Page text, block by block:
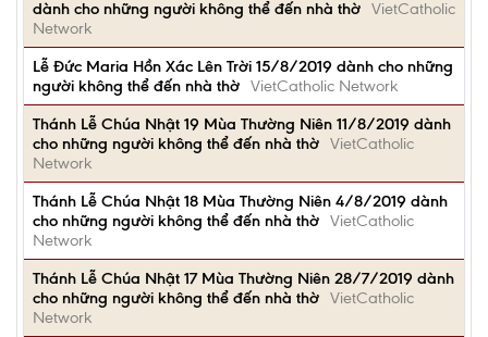
dành cho những người không thể đến nhà thờ VietCatholic
Network
Lễ Ðức Maria Hồn Xác Lên Trời 15/8/2019 dành cho những
người không thể đến nhà thờ VietCatholic Network
Thánh Lễ Chúa Nhật 19 Mùa Thường Niên 11/8/2019 dành
cho những người không thể đến nhà thờ VietCatholic
Network
Thánh Lễ Chúa Nhật 18 Mùa Thường Niên 4/8/2019 dành
cho những người không thể đến nhà thờ VietCatholic
Network
Thánh Lễ Chúa Nhật 17 Mùa Thường Niên 28/7/2019 dành
cho những người không thể đến nhà thờ VietCatholic
Network